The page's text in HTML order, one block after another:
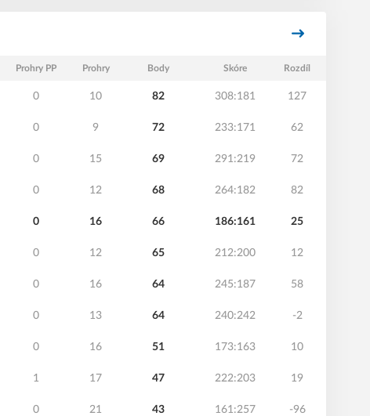
Prohry PP Prohry Body Skóre Rozdíl
0 10 82 308:181 127
0 9 72 233:171 62
0 15 69 291:219 72
0 12 68 264:182 82
0 16 66 186:161 25
0 12 65 212:200 12
0 16 64 245:187 58
0 13 64 240:242 -2
0 16 51 173:163 10
1 17 47 222:203 19
0 21 43 161:257 -96